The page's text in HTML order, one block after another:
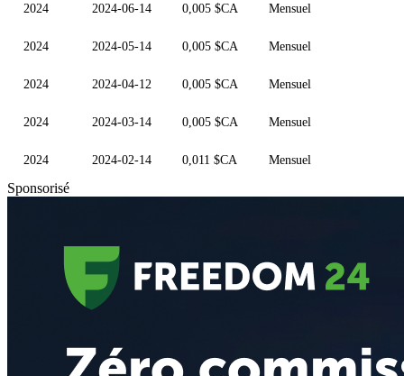
2024 2024-06-14 0,005 $CA Mensuel
2024 2024-05-14 0,005 $CA Mensuel
2024 2024-04-12 0,005 $CA Mensuel
2024 2024-03-14 0,005 $CA Mensuel
2024 2024-02-14 0,011 $CA Mensuel
Sponsorisé